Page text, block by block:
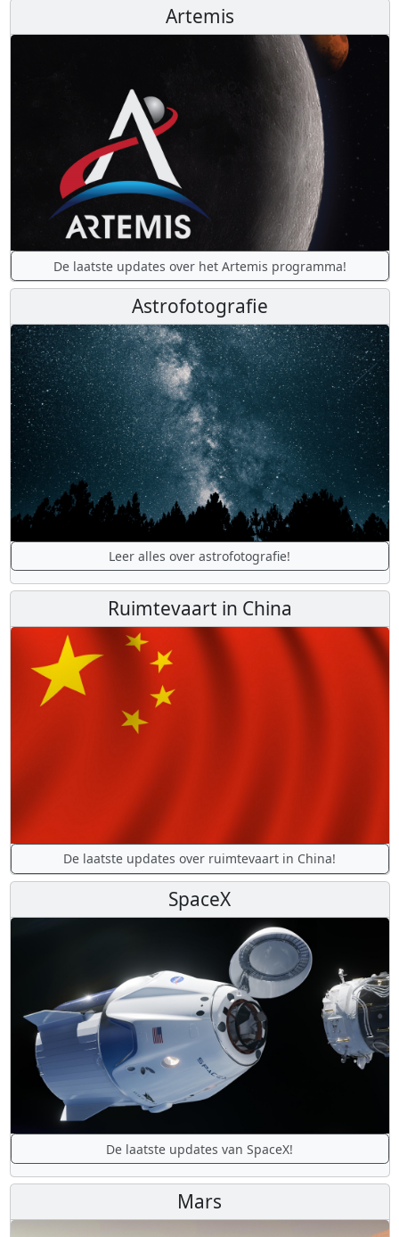
Artemis
De laatste updates over het Artemis programma!
Astrofotografie
Leer alles over astrofotografie!
Ruimtevaart in China
De laatste updates over ruimtevaart in China!
SpaceX
De laatste updates van SpaceX!
Mars